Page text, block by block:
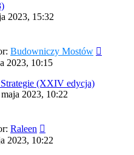
2023, 15:32
Budowniczy Mostów
2023, 10:15
(XXIV edycja)
2023, 10:22
Raleen
2023, 10:22